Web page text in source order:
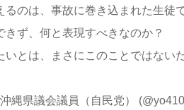
るのは、事故に巻き込まれた生徒
きず、何と表現すべきなのか？
いとは、まさにこのことではない
縄県議会議員（自民党）